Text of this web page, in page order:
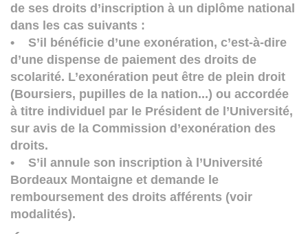
de ses droits d’inscription à un diplôme national
dans les cas suivants :
• S’il bénéficie d’une exonération, c’est-à-dire
d’une dispense de paiement des droits de
scolarité. L’exonération peut être de plein droit
(Boursiers, pupilles de la nation...) ou accordée
à titre individuel par le Président de l’Université,
sur avis de la Commission d’exonération des
droits.
• S’il annule son inscription à l’Université
Bordeaux Montaigne et demande le
remboursement des droits afférents (voir
modalités).